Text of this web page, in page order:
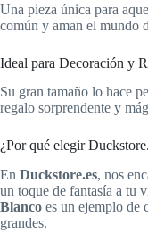
Una pieza única para
común y aman el mundo
Ideal para Decoración y
Su gran tamaño lo hace
regalo sorprendente y
¿Por qué elegir
En Duckstore.es, nos
un toque de fantasía a tu
Blanco es un ejemplo de
grandes.